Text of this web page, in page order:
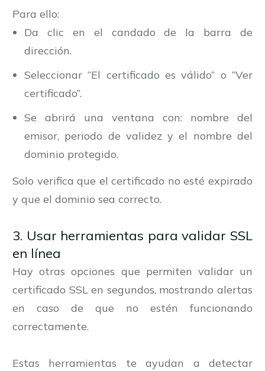
Para ello:
Da clic en el candado de la barra de
dirección.
Seleccionar “El certificado es válido” o “Ver
certificado”.
Se abrirá una ventana con: nombre del
emisor, periodo de validez y el nombre del
dominio protegido.
Solo verifica que el certificado no esté expirado
y que el dominio sea correcto.
3. Usar herramientas para validar SSL
en línea
Hay otras opciones que permiten validar un
certificado SSL en segundos, mostrando alertas
en caso de que no estén funcionando
correctamente.
Estas herramientas te ayudan a detectar